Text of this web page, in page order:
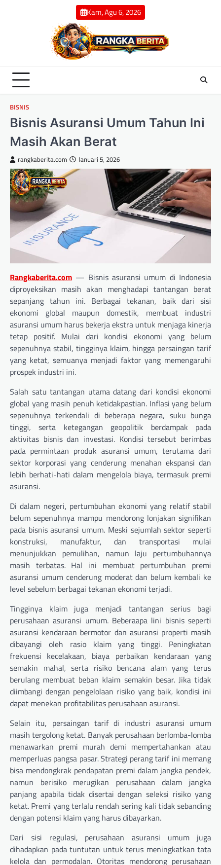
Kam, Agu 6, 2026
BISNIS
Bisnis Asuransi Umum Tahun Ini
Masih Akan Berat
rangkaberita.com Januari 5, 2026
Rangkaberita.com — Bisnis asuransi umum di Indonesia
diproyeksikan masih akan menghadapi tantangan berat
sepanjang tahun ini. Berbagai tekanan, baik dari sisi
ekonomi global maupun domestik, membuat industri
asuransi umum harus bekerja ekstra untuk menjaga kinerja
tetap positif. Mulai dari kondisi ekonomi yang belum
sepenuhnya stabil, tingginya klaim, hingga persaingan tarif
yang ketat, semuanya menjadi faktor yang memengaruhi
prospek industri ini.
Salah satu tantangan utama datang dari kondisi ekonomi
global yang masih penuh ketidakpastian. Inflasi yang belum
sepenuhnya terkendali di beberapa negara, suku bunga
tinggi, serta ketegangan geopolitik berdampak pada
aktivitas bisnis dan investasi. Kondisi tersebut berimbas
pada permintaan produk asuransi umum, terutama dari
sektor korporasi yang cenderung menahan ekspansi dan
lebih berhati-hati dalam mengelola biaya, termasuk premi
asuransi.
Di dalam negeri, pertumbuhan ekonomi yang relatif stabil
belum sepenuhnya mampu mendorong lonjakan signifikan
pada bisnis asuransi umum. Meski sejumlah sektor seperti
konstruksi, manufaktur, dan transportasi mulai
menunjukkan pemulihan, namun laju pertumbuhannya
masih terbatas. Hal ini membuat pertumbuhan premi
asuransi umum cenderung moderat dan belum kembali ke
level sebelum berbagai tekanan ekonomi terjadi.
Tingginya klaim juga menjadi tantangan serius bagi
perusahaan asuransi umum. Beberaapa lini bisnis seperti
asuransi kendaraan bermotor dan asuransi properti masih
dibayangi oleh rasio klaim yang tinggi. Peningkatan
frekuensi kecelakaan, biaya perbaikan kendaraan yang
semakin mahal, serta risiko bencana alam yang terus
berulang membuat beban klaim semakin besar. Jika tidak
diimbangi dengan pengelolaan risiko yang baik, kondisi ini
dapat menekan profitabilitas perusahaan asuransi.
Selain itu, persaingan tarif di industri asuransi umum
masih tergolong ketat. Banyak perusahaan berlomba-lomba
menawarkan premi murah demi mempertahankan atau
memperluas pangsa pasar. Strategi perang tarif ini memang
bisa mendongkrak pendapatan premi dalam jangka pendek,
namun berisiko merugikan perusahaan dalam jangka
panjang apabila tidak disertai dengan seleksi risiko yang
ketat. Premi yang terlalu rendah sering kali tidak sebanding
dengan potensi klaim yang harus dibayarkan.
Dari sisi regulasi, perusahaan asuransi umum juga
dihadapkan pada tuntutan untuk terus meningkatkan tata
kelola dan permodalan. Otoritas mendorong perusahaan